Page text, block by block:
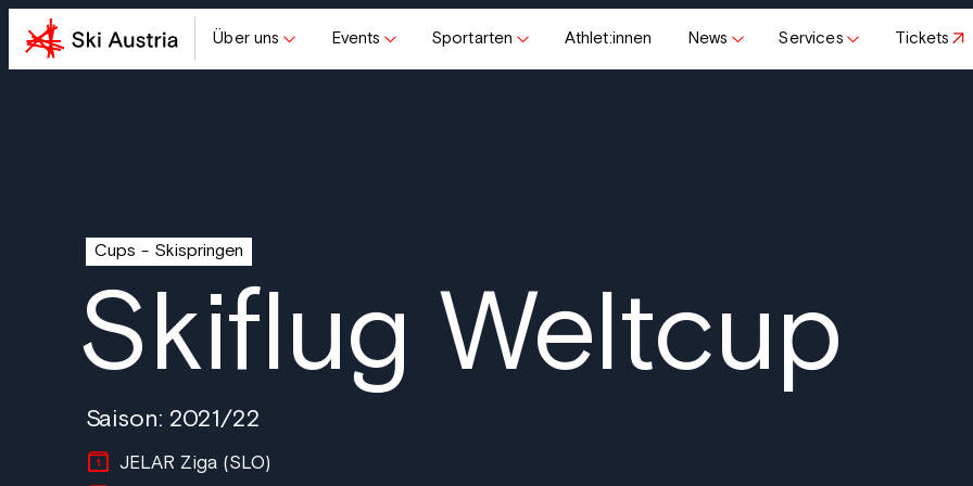
Über uns Events Sportarten Athlet:innen News Services Tickets
Cups Skispringen
Skiflug Weltcup
Saison: 2021/22
JELAR Ziga (SLO)